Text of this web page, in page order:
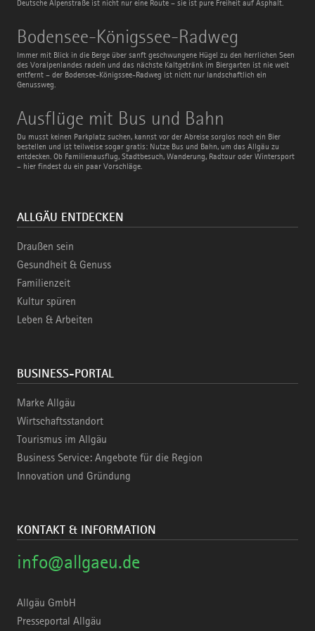
Deutsche Alpenstraße ist nicht nur eine Route – sie ist pure Freiheit auf Asphalt.
Bodensee-Königssee-Radweg
Immer mit Blick in die Berge über sanft geschwungene Hügel zu den herrlichen Seen
des Voralpenlandes radeln und das nächste Kaltgetränk im Biergarten ist nie weit
entfernt – der Bodensee-Königssee-Radweg ist nicht nur landschaftlich ein
Genussweg.
Bodensee-
Königssee-
Radweg
Ausflüge mit Bus und Bahn
Du musst keinen Parkplatz suchen, kannst vor der Abreise sorglos noch ein Bier
bestellen und ist teilweise sogar gratis: Nutze Bus und Bahn, um das Allgäu zu
entdecken. Ob Familienausflug, Stadtbesuch, Wanderung, Radtour oder Wintersport
– hier findest du ein paar Vorschläge.
Ausflüge
mit
Bus
und
Bahn
ALLGÄU ENTDECKEN
Draußen sein
Gesundheit & Genuss
Familienzeit
Kultur spüren
Leben & Arbeiten
BUSINESS-PORTAL
Marke Allgäu
Wirtschaftsstandort
Tourismus im Allgäu
Business Service: Angebote für die Region
Innovation und Gründung
KONTAKT & INFORMATION
info@allgaeu.de
Allgäu GmbH
Presseportal Allgäu